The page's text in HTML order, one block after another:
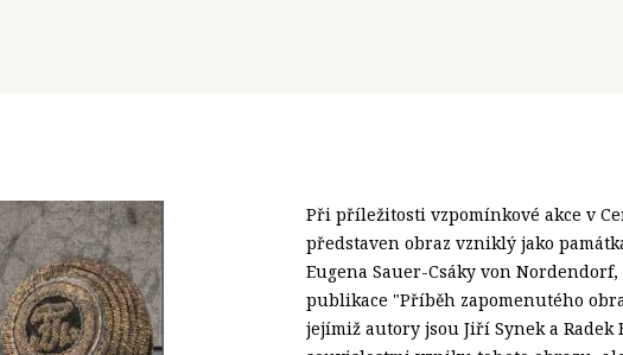
Při příležitosti vzpomínkové akce v
představen obraz vzniklý jako
Eugena Sauer-Csáky von
publikace "Příběh zapomenutého
jejímiž autory jsou Jiří Synek a Radek